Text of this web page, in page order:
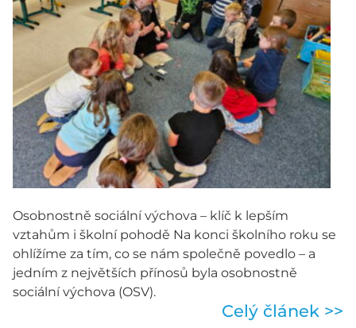
Osobnostně sociální výchova – klíč k lepším
vztahům i školní pohodě Na konci školního roku se
ohlížíme za tím, co se nám společně povedlo – a
jedním z největších přínosů byla osobnostně
sociální výchova (OSV).
Celý článek >>